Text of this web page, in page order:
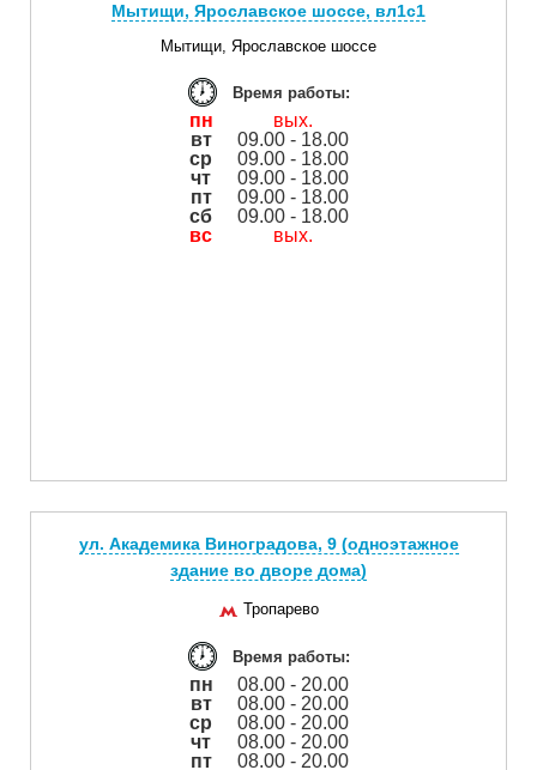
Мытищи, Ярославское шоссе, вл1с1
Мытищи, Ярославское шоссе
Время работы:
пн
вых.
вт
09.00 - 18.00
ср
09.00 - 18.00
чт
09.00 - 18.00
пт
09.00 - 18.00
сб
09.00 - 18.00
вс
вых.
ул. Академика Виноградова, 9 (одноэтажное
здание во дворе дома)
Тропарево
Время работы:
пн
08.00 - 20.00
вт
08.00 - 20.00
ср
08.00 - 20.00
чт
08.00 - 20.00
пт
08.00 - 20.00